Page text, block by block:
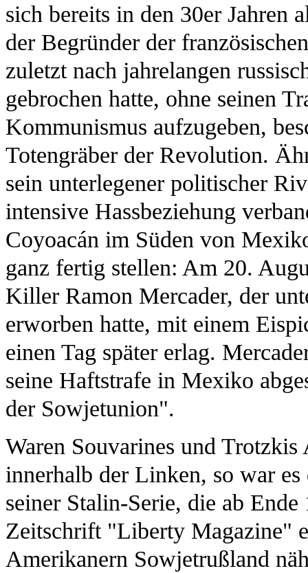
sich bereits in den 30er Jahren
der Begründer der
zuletzt nach jahrelangen
gebrochen hatte, ohne seinen
Kommunismus aufzugeben,
Totengräber der Revolution.
sein unterlegener politischer
intensive Hassbeziehung
Coyoacán im Süden von
ganz fertig stellen: Am 20.
Killer Ramon Mercader, der
erworben hatte, mit einem
einen Tag später erlag.
seine Haftstrafe in Mexiko
der Sowjetunion".
Waren Souvarines und
innerhalb der Linken, so war
seiner Stalin-Serie, die ab
Zeitschrift "Liberty Magazine"
Amerikanern Sowjetrußland